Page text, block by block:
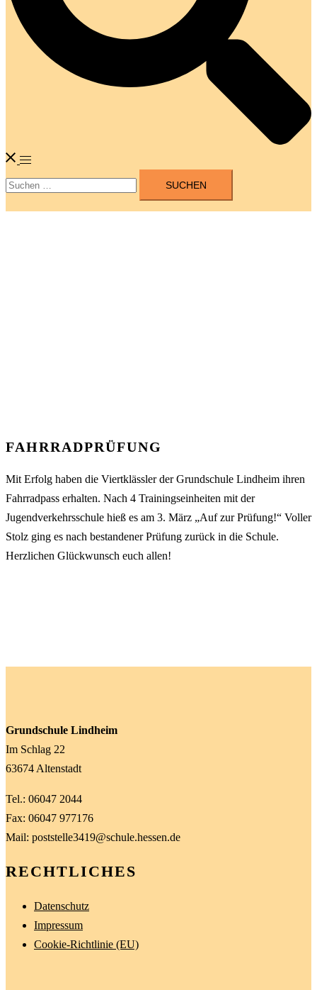
Menü
umschalten
Suchen
FAHRRADPRÜFUNG
Mit Erfolg haben die Viertklässler der Grundschule Lindheim ihren
Fahrradpass erhalten. Nach 4 Trainingseinheiten mit der
Jugendverkehrsschule hieß es am 3. März „Auf zur Prüfung!“ Voller
Stolz ging es nach bestandener Prüfung zurück in die Schule.
Herzlichen Glückwunsch euch allen!
Grundschule Lindheim
Im Schlag 22
63674 Altenstadt
Tel.: 06047 2044
Fax: 06047 977176
Mail: poststelle3419@schule.hessen.de
RECHTLICHES
Datenschutz
Impressum
Cookie-Richtlinie (EU)